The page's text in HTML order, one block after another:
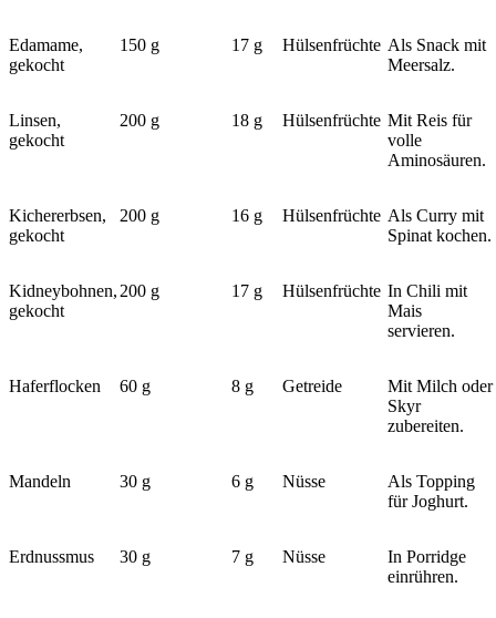
Edamame,
gekocht
150 g 17 g Hülsenfrüchte Als Snack mit
Meersalz.
Linsen,
gekocht
200 g 18 g Hülsenfrüchte Mit Reis für
volle
Aminosäuren.
Kichererbsen,
gekocht
200 g 16 g Hülsenfrüchte Als Curry mit
Spinat kochen.
Kidneybohnen,
gekocht
200 g 17 g Hülsenfrüchte In Chili mit
Mais
servieren.
Haferflocken 60 g 8 g Getreide
Mit Milch oder
Skyr
zubereiten.
Mandeln 30 g 6 g Nüsse
Als Topping
für Joghurt.
Erdnussmus 30 g 7 g Nüsse
In Porridge
einrühren.